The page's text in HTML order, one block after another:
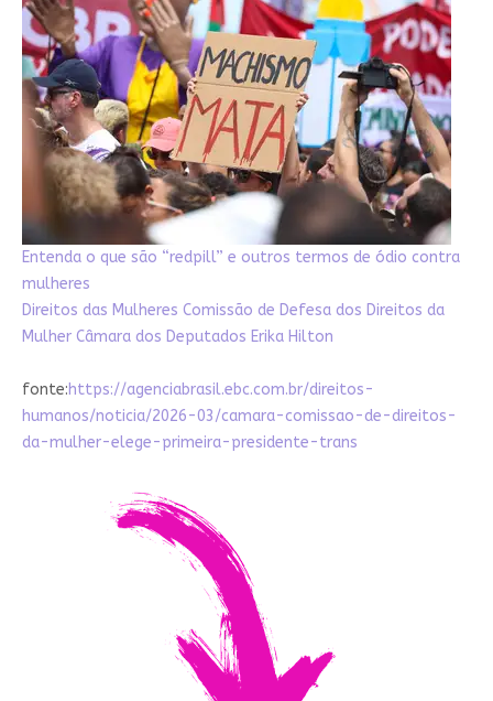
Entenda o que são “redpill” e outros termos de ódio contra
mulheres
Direitos das Mulheres Comissão de Defesa dos Direitos da
Mulher Câmara dos Deputados Erika Hilton
fonte:https://agenciabrasil.ebc.com.br/direitos-
humanos/noticia/2026-03/camara-comissao-de-direitos-
da-mulher-elege-primeira-presidente-trans